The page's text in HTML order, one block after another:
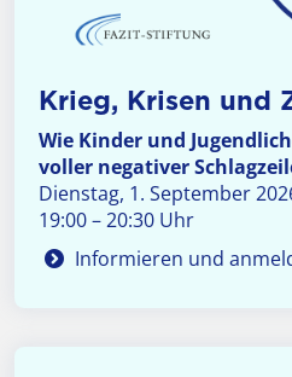
Krieg, Krisen und
Wie Kinder und
voller negativer
Dienstag, 1. September
19:00 – 20:30 Uhr
Informieren und